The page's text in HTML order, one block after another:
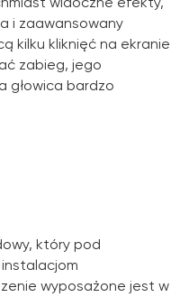
i zaawansowany
kilku kliknięć na ekranie
zabieg, jego
głowica bardzo
który pod
wyposażone jest w